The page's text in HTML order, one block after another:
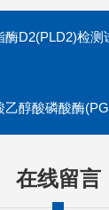
酶D2(PLD2)检测
乙醇酸磷酸酶
在线留言